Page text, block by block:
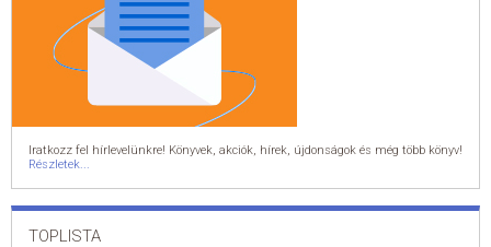
Iratkozz fel hírlevelünkre! Könyvek, akciók, hírek, újdonságok és még több könyv!
Részletek...
TOPLISTA